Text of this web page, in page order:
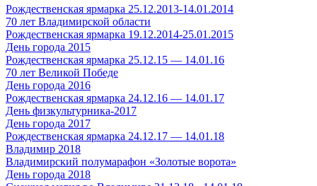
Рождественская ярмарка 25.12.2013-14.01.2014
70 лет Владимирской области
Рождественская ярмарка 19.12.2014-25.01.2015
День города 2015
Рождественская ярмарка 25.12.15 — 14.01.16
70 лет Великой Победе
День города 2016
Рождественская ярмарка 24.12.16 — 14.01.17
День физкультурника-2017
День города 2017
Рождественская ярмарка 24.12.17 — 14.01.18
Владимир 2018
Владимирский полумарафон «Золотые ворота»
День города 2018